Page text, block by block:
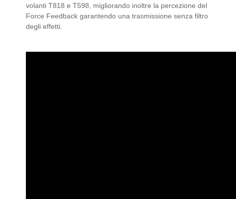
volanti T818 e T598, migliorando inoltre la percezione del
Force Feedback garantendo una trasmissione senza filtro
degli effetti.